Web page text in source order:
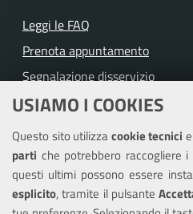
USIAMO I COOKIES
Questo sito utilizzacookie tecnici
parti che potrebbero raccogliere
questi ultimi possono essere
esplicito, tramite il pulsante
Leggi le FAQ
Prenota appuntamento
Segnalazione disservizio
Richiesta assistenza
Amministrazione trasparente
Informativa privacy
Note legali